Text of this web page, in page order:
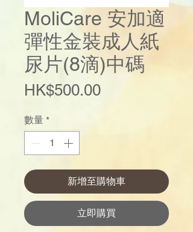
MoliCare 安加適
彈性金裝成人紙
尿片(8滴)中碼
HK$500.00價
數量 *
新增至購物車
立即購買